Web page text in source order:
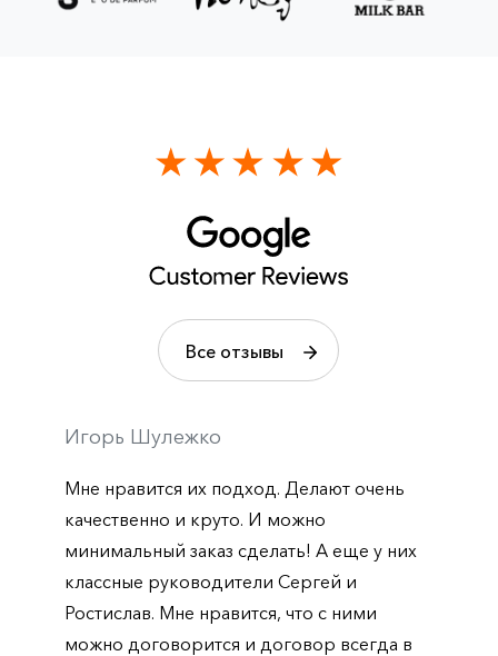
Все отзывы
Игорь Шулежко
Мне нравится их подход. Делают очень
качественно и круто. И можно
минимальный заказ сделать! А еще у них
классные руководители Сергей и
Ростислав. Мне нравится, что с ними
можно договорится и договор всегда в